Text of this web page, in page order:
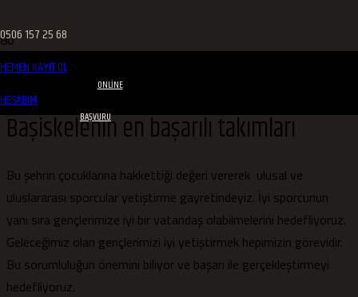
0506 157 25 68
HEMEN KAYIT OL
HESABIM
ONLINE
BAŞVURU
Başiskelenin en başarılı takımları
Bu şehrin çocuklarına hakkettiği değeri vererek ulusal ve
uluslararası sporcular yetiştirme gayretindeyiz. İyi sporcunun
yanı sıra gençlerimize iyi bir vatandaş olabilmelerini hedefliyoruz.
Geleceğimiz olan gençlerimizi iyi yetiştirmek hepimizin görevidir.
Bu sorumluluğun önemini biliyor ve başarı ile gerçekleştirmeyi
hedefliyoruz.